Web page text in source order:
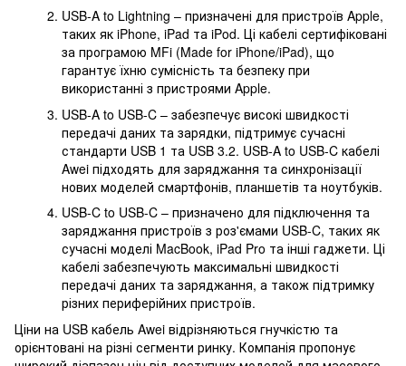
USB-A to Lightning – призначені для пристроїв Apple,
таких як iPhone, iPad та iPod. Ці кабелі сертифіковані
за програмою MFi (Made for iPhone/iPad), що
гарантує їхню сумісність та безпеку при
використанні з пристроями Apple.
USB-A to USB-C – забезпечує високі швидкості
передачі даних та зарядки, підтримує сучасні
стандарти USB 1 та USB 3.2. USB-A to USB-C кабелі
Awei підходять для заряджання та синхронізації
нових моделей смартфонів, планшетів та ноутбуків.
USB-C to USB-C – призначено для підключення та
заряджання пристроїв з роз'ємами USB-C, таких як
сучасні моделі MacBook, iPad Pro та інші гаджети. Ці
кабелі забезпечують максимальні швидкості
передачі даних та заряджання, а також підтримку
різних периферійних пристроїв.
Ціни на USB кабель Awei відрізняються гнучкістю та
орієнтовані на різні сегменти ринку. Компанія пропонує